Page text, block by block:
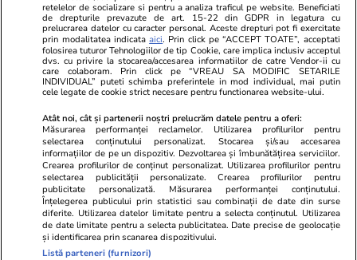
Avantaje
Ajută Copiii
Colecții Libertatea
Pariază responsabil! Decizia ONJN nr. 821/25.09.2025.
Jocurile de noroc sunt interzise minorilor.
© 2026 Ringier Romania. Toate drepturile rezervate
Actualizare preferințe cookies
retelelor de socializare si pentru a analiza traficul pe website. Beneficiati
de drepturile prevazute de art. 15-22 din GDPR in legatura cu
prelucrarea datelor cu caracter personal. Aceste drepturi pot fi exercitate
prin modalitatea indicataaici. Prin click pe “ACCEPT TOATE”, acceptati
folosirea tuturor Tehnologiilor de tip Cookie, care implica inclusiv acceptul
dvs. cu privire la stocarea/accesarea informatiilor de catre Vendor-ii cu
care colaboram. Prin click pe “VREAU SA MODIFIC SETARILE
INDIVIDUAL” puteti schimba preferintele in mod individual, mai putin
cele legate de cookie strict necesare pentru functionarea website-ului.
Atât noi, cât și partenerii noștri prelucrăm datele pentru a oferi:
Măsurarea performanței reclamelor. Utilizarea profilurilor pentru
selectarea conținutului personalizat. Stocarea și/sau accesarea
informațiilor de pe un dispozitiv. Dezvoltarea și îmbunătățirea serviciilor.
Crearea profilurilor de conținut personalizat. Utilizarea profilurilor pentru
selectarea publicității personalizate. Crearea profilurilor pentru
publicitate personalizată. Măsurarea performanței conținutului.
Înțelegerea publicului prin statistici sau combinații de date din surse
diferite. Utilizarea datelor limitate pentru a selecta conținutul. Utilizarea
de date limitate pentru a selecta publicitatea. Date precise de geolocație
și identificarea prin scanarea dispozitivului.
Listă parteneri (furnizori)